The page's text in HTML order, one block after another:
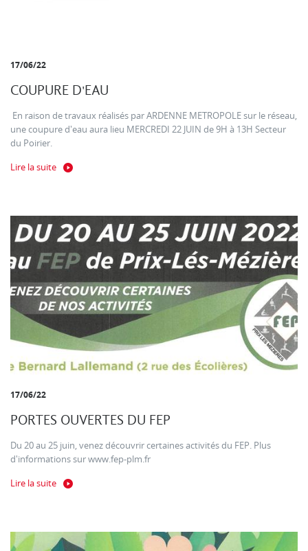
17/06/22
COUPURE D'EAU
En raison de travaux réalisés par ARDENNE METROPOLE sur le réseau,
une coupure d'eau aura lieu MERCREDI 22 JUIN de 9H à 13H Secteur
du Poirier.
Lire la suite
17/06/22
PORTES OUVERTES DU FEP
Du 20 au 25 juin, venez découvrir certaines activités du FEP. Plus
d'informations sur www.fep-plm.fr
Lire la suite